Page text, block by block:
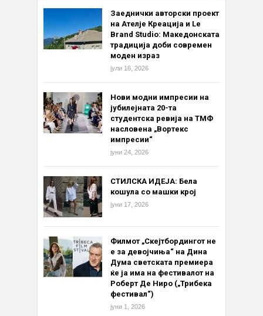
Заеднички авторски проект
на Ателје Креација и Le
Brand Studio: Македонската
традиција доби современ
моден израз
јули 16, 2026
Нови модни импресии на
јубилејната 20-та
студентска ревија на ТМФ
насловена „Вортекс
импресии“
јуни 24, 2026
СТИЛСКА ИДЕЈА: Бела
кошула со машки крој
јуни 17, 2026
Филмот „Скејтбордингот не
е за девојчиња“ на Дина
Дума светската премиера
ќе ја има на фестивалот на
Роберт Де Ниро („Трибека
фестивал“)
јуни 1, 2026